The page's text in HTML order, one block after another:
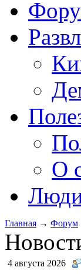
О
Главная → Форум
4 августа 2026